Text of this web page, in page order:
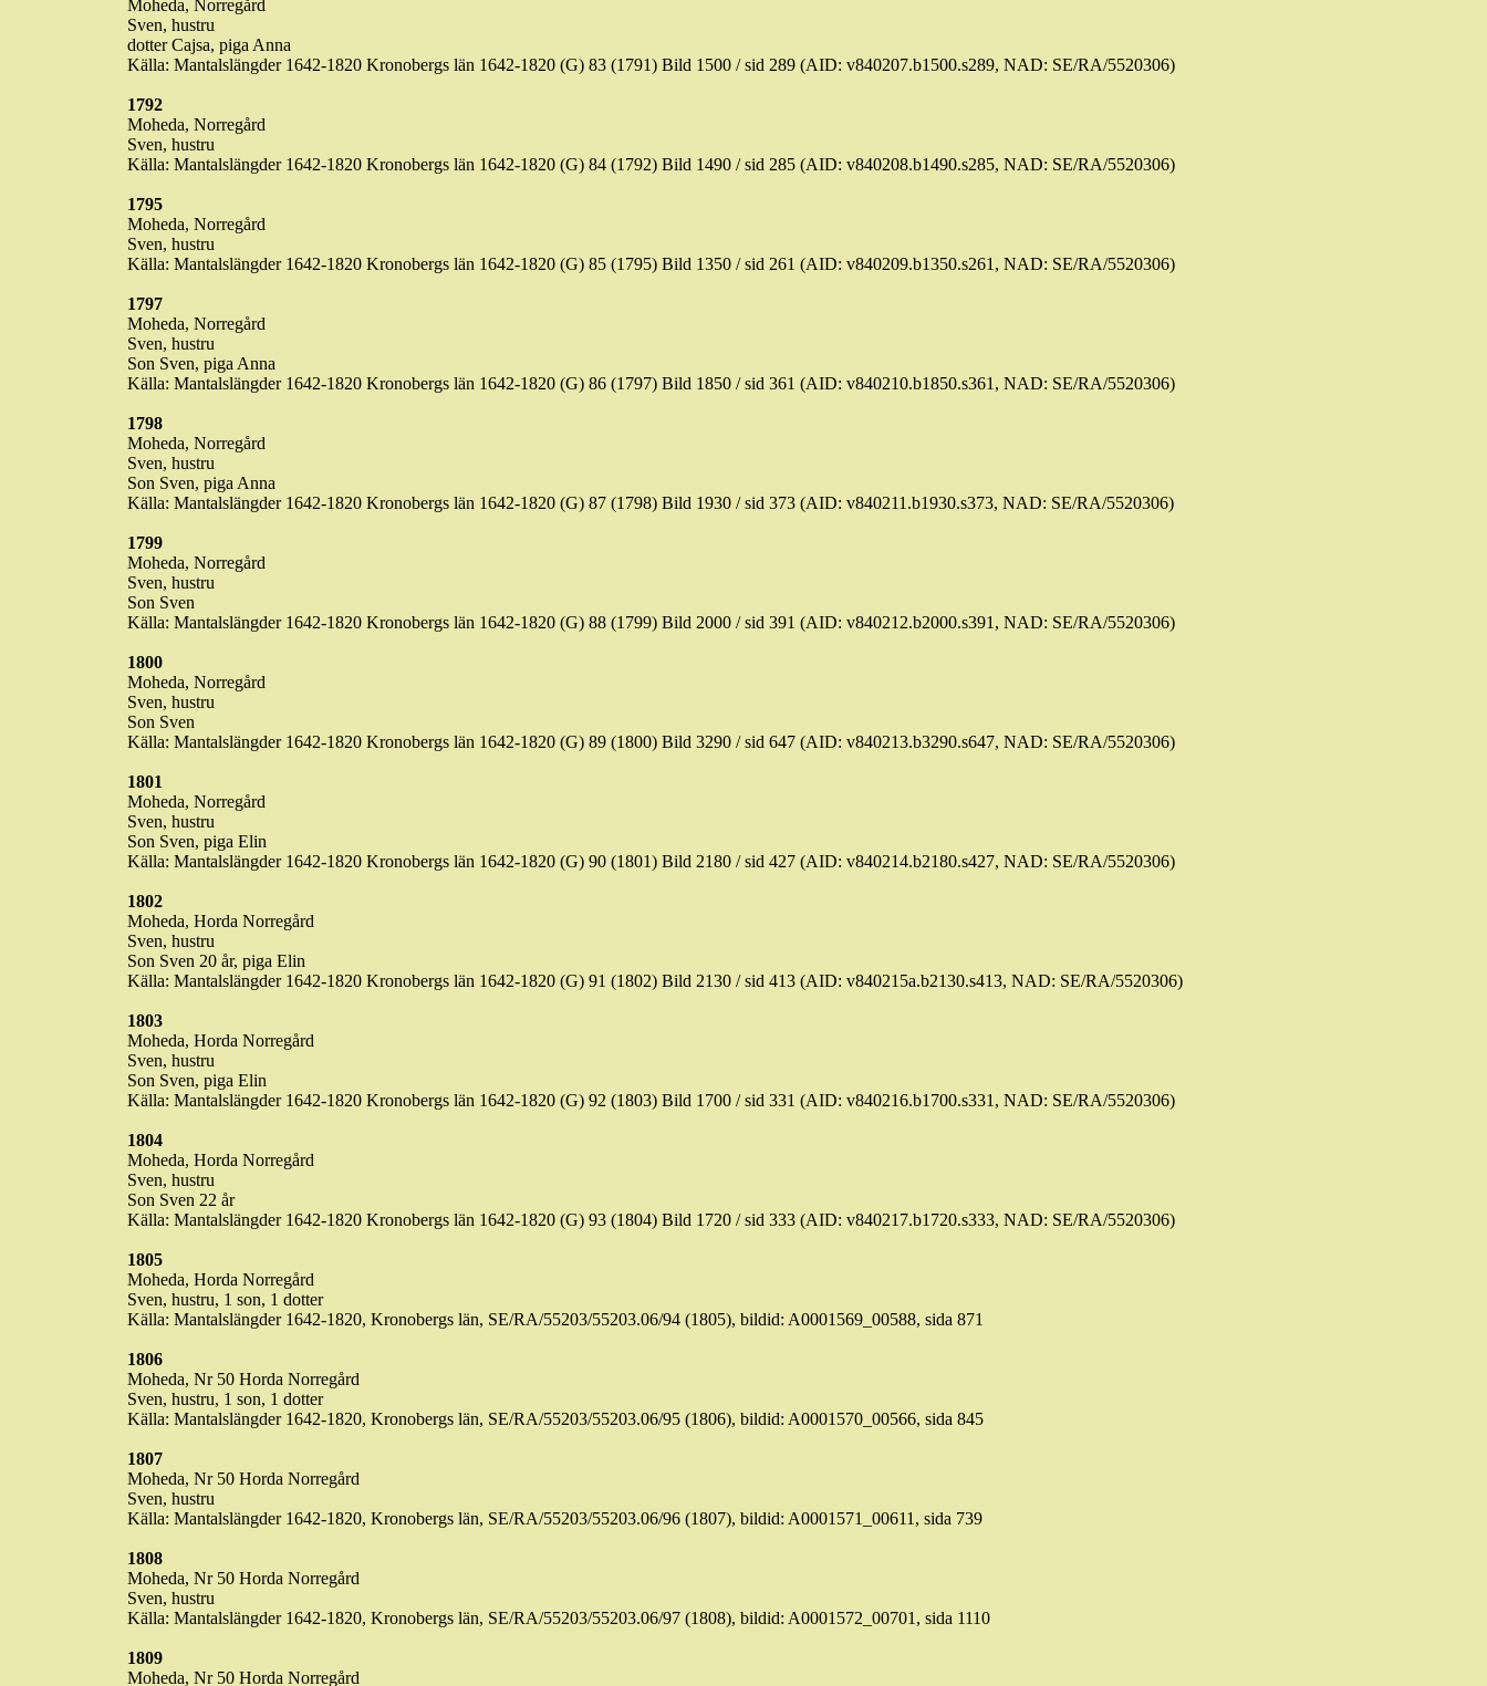
Moheda, Norregård
Sven, hustru
dotterCajsa, piga Anna
Källa: Mantalslängder1642-1820 Kronobergs län 1642-1820 (G) 83 (1791) Bild 1500 /sid 289 (AID: v840207.b1500.s289, NAD: SE/RA/5520306)
1792
Moheda, Norregård
Sven, hustru
Källa: Mantalslängder1642-1820 Kronobergs län 1642-1820 (G) 84 (1792) Bild 1490 /sid 285 (AID: v840208.b1490.s285, NAD: SE/RA/5520306)
1795
Moheda, Norregård
Sven, hustru
Källa: Mantalslängder1642-1820 Kronobergs län 1642-1820 (G) 85 (1795) Bild 1350 /sid 261 (AID: v840209.b1350.s261, NAD: SE/RA/5520306)
1797
Moheda, Norregård
Sven, hustru
Son Sven, piga Anna
Källa: Mantalslängder1642-1820 Kronobergs län 1642-1820 (G) 86 (1797) Bild 1850 /sid 361 (AID: v840210.b1850.s361, NAD: SE/RA/5520306)
1798
Moheda, Norregård
Sven, hustru
Son Sven, piga Anna
Källa: Mantalslängder1642-1820 Kronobergs län 1642-1820 (G) 87 (1798) Bild 1930 /sid 373 (AID: v840211.b1930.s373, NAD: SE/RA/5520306)
1799
Moheda, Norregård
Sven, hustru
Son Sven
Källa: Mantalslängder1642-1820 Kronobergs län 1642-1820 (G) 88 (1799) Bild 2000 /sid 391 (AID: v840212.b2000.s391, NAD: SE/RA/5520306)
1800
Moheda, Norregård
Sven, hustru
Son Sven
Källa: Mantalslängder1642-1820 Kronobergs län 1642-1820 (G) 89 (1800) Bild 3290 /sid 647 (AID: v840213.b3290.s647, NAD: SE/RA/5520306)
1801
Moheda, Norregård
Sven, hustru
Son Sven, piga Elin
Källa: Mantalslängder1642-1820 Kronobergs län 1642-1820 (G) 90 (1801) Bild 2180 /sid 427 (AID: v840214.b2180.s427, NAD: SE/RA/5520306)
1802
Moheda, Horda Norregård
Sven, hustru
Son Sven 20 år, piga Elin
Källa: Mantalslängder1642-1820 Kronobergs län 1642-1820 (G) 91 (1802) Bild 2130 /sid 413 (AID: v840215a.b2130.s413, NAD: SE/RA/5520306)
1803
Moheda, Horda Norregård
Sven, hustru
Son Sven, piga Elin
Källa: Mantalslängder1642-1820 Kronobergs län 1642-1820 (G) 92 (1803) Bild 1700 /sid 331 (AID: v840216.b1700.s331, NAD: SE/RA/5520306)
1804
Moheda, Horda Norregård
Sven, hustru
Son Sven 22 år
Källa: Mantalslängder1642-1820 Kronobergs län 1642-1820 (G) 93 (1804) Bild 1720 /sid 333 (AID: v840217.b1720.s333, NAD: SE/RA/5520306)
1805
Moheda, Horda Norregård
Sven, hustru, 1 son, 1 dotter
Källa: Mantalslängder1642-1820, Kronobergs län, SE/RA/55203/55203.06/94 (1805), bildid: A0001569_00588, sida 871
1806
Moheda, Nr50 Horda Norregård
Sven, hustru, 1 son, 1 dotter
Källa: Mantalslängder1642-1820, Kronobergs län, SE/RA/55203/55203.06/95 (1806), bildid: A0001570_00566, sida 845
1807
Moheda, Nr50 Horda Norregård
Sven, hustru
Källa: Mantalslängder1642-1820, Kronobergs län, SE/RA/55203/55203.06/96 (1807), bildid: A0001571_00611, sida 739
1808
Moheda, Nr50 Horda Norregård
Sven, hustru
Källa: Mantalslängder1642-1820, Kronobergs län, SE/RA/55203/55203.06/97 (1808), bildid: A0001572_00701, sida 1110
1809
Moheda, Nr50 Horda Norregård